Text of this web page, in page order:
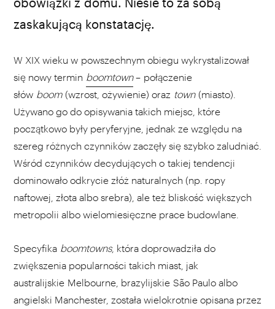
zaskakującą konstatację.
W XIX wieku w powszechnym obiegu wykrystalizował
się nowy termin boomtown – połączenie
słów boom (wzrost, ożywienie) oraz town (miasto).
Używano go do opisywania takich miejsc, które
początkowo były peryferyjne, jednak ze względu na
szereg różnych czynników zaczęły się szybko zaludniać.
Wśród czynników decydujących o takiej tendencji
dominowało odkrycie złóż naturalnych (np. ropy
naftowej, złota albo srebra), ale też bliskość większych
metropolii albo wielomiesięczne prace budowlane.
Specyfika boomtowns, która doprowadziła do
zwiększenia popularności takich miast, jak
australijskie Melbourne, brazylijskie São Paulo albo
angielski Manchester, została wielokrotnie opisana przez